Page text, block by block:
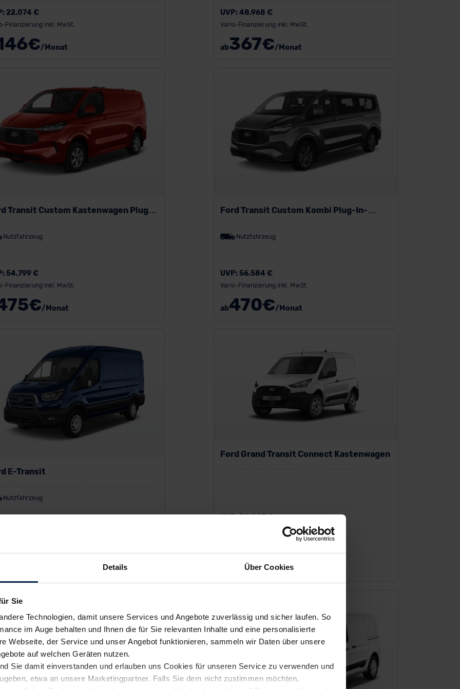
Details Über Cookies
Sie
Technologien, damit unsere Services und Angebote zuverlässig und sicher laufen. So
im Auge behalten und Ihnen die für Sie relevanten Inhalte und eine personalisierte
Webseite, der Service und unser Angebot funktionieren, sammeln wir Daten über unsere
auf welchen Geräten nutzen.
Sie damit einverstanden und erlauben uns Cookies für unseren Service zu verwenden und
etwa an unsere Marketingpartner. Falls Sie dem nicht zustimmen möchten,
22.074 €
Finanzierung inkl. MwSt.
€/Monat
UVP:48.968 €
Vario-Finanzierung inkl. MwSt.
ab367€/Monat
Transit Custom Kastenwagen Plug-
Nutzfahrzeug
54.799 €
Finanzierung inkl. MwSt.
€/Monat
Ford Transit Custom Kombi Plug-In-
Nutzfahrzeug
UVP:56.584 €
Vario-Finanzierung inkl. MwSt.
ab470€/Monat
E-Transit
Nutzfahrzeug
Ford Grand Transit Connect Kastenwagen
UVP:34.045 €
Vario-Finanzierung inkl. MwSt.
ab287€/Monat